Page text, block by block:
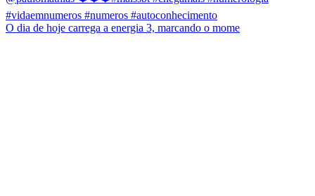
O dia de hoje carrega a energia 3, marcando o mome